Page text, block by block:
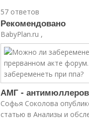
57 ответов
Рекомендовано
BabyPlan.ru ,
АМГ -
Софья Соколова
статью в Анализы и